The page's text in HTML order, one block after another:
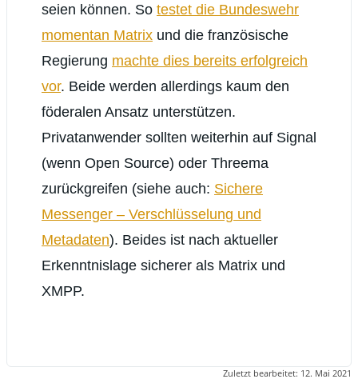
seien können. So testet die Bundeswehr
momentan Matrix und die französische
Regierung machte dies bereits erfolgreich
vor. Beide werden allerdings kaum den
föderalen Ansatz unterstützen.
Privatanwender sollten weiterhin auf Signal
(wenn Open Source) oder Threema
zurückgreifen (siehe auch: Sichere
Messenger – Verschlüsselung und
Metadaten). Beides ist nach aktueller
Erkenntnislage sicherer als Matrix und
XMPP.
Zuletzt bearbeitet: 12. Mai 2021